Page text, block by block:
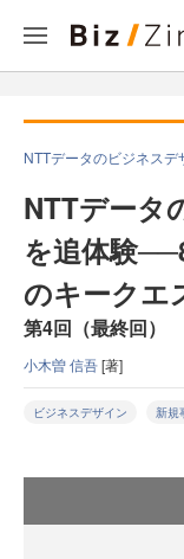
NTTデータのビジネスデ
NTTデータ
を追体験
のキークエ
第4回（最終回）
小木曽 信吾[著]
ビジネスデザイン 新規